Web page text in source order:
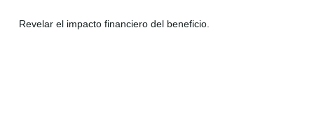
Revelar el impacto financiero del beneficio.